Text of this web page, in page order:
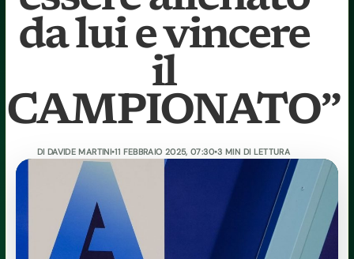
da lui e vincere
il
CAMPIONATO”
DI DAVIDE MARTINI•11 FEBBRAIO 2025, 07:30•3 MIN DI LETTURA